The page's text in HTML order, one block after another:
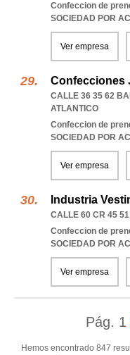
Confeccion de
SOCIEDAD POR
Ver empresa
Confecciones
CALLE 36 35 62
ATLANTICO
Confeccion de
SOCIEDAD POR
Ver empresa
Industria
CALLE 60 CR 45 51
Confeccion de
SOCIEDAD POR
Ver empresa
Pág. 1
Hemos encontrado 847